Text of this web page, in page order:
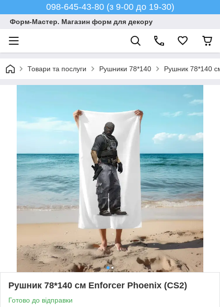
098-645-43-80 (з 9-00 до 19-30)
Форм-Мастер. Магазин форм для декору
Товари та послуги Рушники 78*140 Рушник 78*140
Рушник 78*140 см Enforcer Phoenix (CS2)
Готово до відправки